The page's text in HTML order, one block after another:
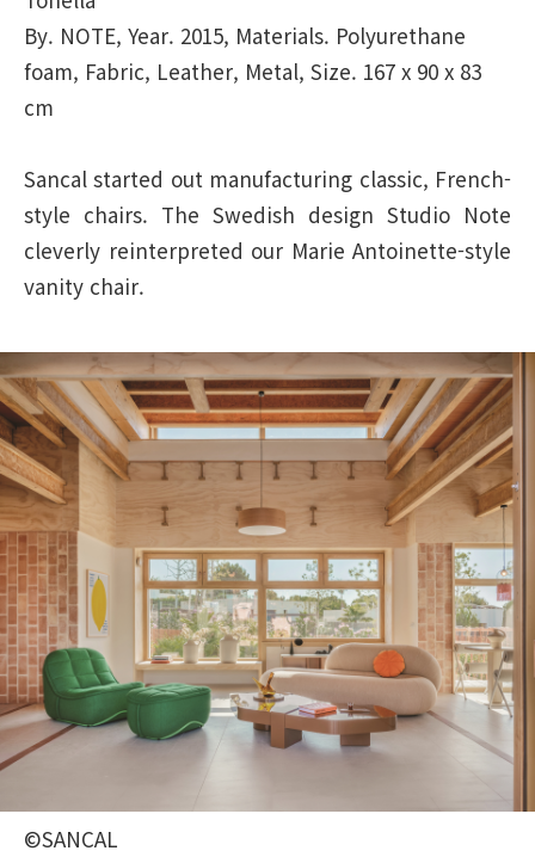
By. NOTE, Year. 2015, Materials. Polyurethane
foam, Fabric, Leather, Metal, Size. 167 x 90 x 83
cm
Sancal started out manufacturing classic, French-
style chairs. The Swedish design Studio Note
cleverly reinterpreted our Marie Antoinette-style
vanity chair.
©SANCAL